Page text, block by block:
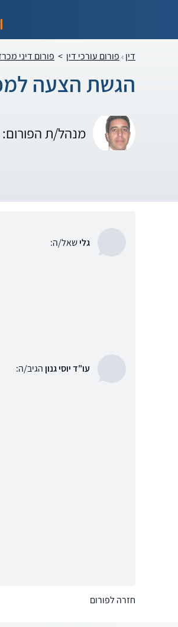
דין פורום עורכי דין > פורום דיני
הגשת הצעה
מנהל/ת הפורום:
גלישאל/ה:
עו"ד יוסי גנון הגיב/ה:
חזרה לפורום